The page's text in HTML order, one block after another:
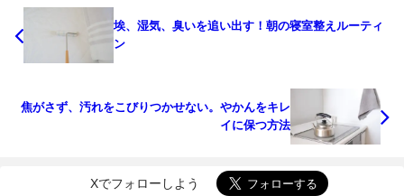
埃、湿気、臭いを追い出す！朝の寝室整えルーティ
ン
焦がさず、汚れをこびりつかせない。やかんをキレ
イに保つ方法
Xでフォローしよう